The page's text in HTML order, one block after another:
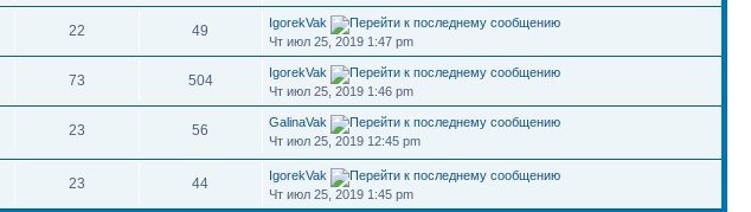
22 49
IgorekVak
Чт июл 25, 2019 1:47 pm
73 504
IgorekVak
Чт июл 25, 2019 1:46 pm
23 56
GalinaVak
Чт июл 25, 2019 12:45 pm
23 44
IgorekVak
Чт июл 25, 2019 1:45 pm